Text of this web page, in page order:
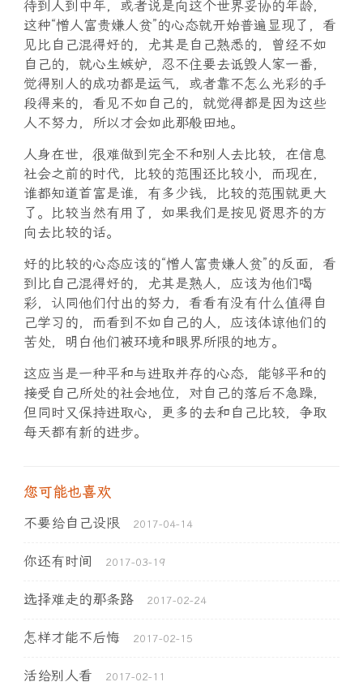
待到人到中年，或者说是向这个世界妥协的年龄，
这种“憎人富贵嫌人贫”的心态就开始普遍显现了，看
见比自己混得好的，尤其是自己熟悉的，曾经不如
自己的，就心生嫉妒，忍不住要去诋毁人家一番，
觉得别人的成功都是运气，或者靠不怎么光彩的手
段得来的，看见不如自己的，就觉得都是因为这些
人不努力，所以才会如此那般田地。
人身在世，很难做到完全不和别人去比较，在信息
社会之前的时代，比较的范围还比较小，而现在，
谁都知道首富是谁，有多少钱，比较的范围就更大
了。比较当然有用了，如果我们是按见贤思齐的方
向去比较的话。
好的比较的心态应该的“憎人富贵嫌人贫”的反面，看
到比自己混得好的，尤其是熟人，应该为他们喝
彩，认同他们付出的努力，看看有没有什么值得自
己学习的，而看到不如自己的人，应该体谅他们的
苦处，明白他们被环境和眼界所限的地方。
这应当是一种平和与进取并存的心态，能够平和的
接受自己所处的社会地位，对自己的落后不急躁，
但同时又保持进取心，更多的去和自己比较，争取
每天都有新的进步。
您可能也喜欢
不要给自己设限 2017-04-14
你还有时间 2017-03-19
选择难走的那条路 2017-02-24
怎样才能不后悔 2017-02-15
活给别人看 2017-02-11